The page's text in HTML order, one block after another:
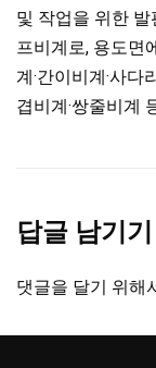
및 작업을 위한 발
프비계로, 용도면
계·간이비계·사
겹비계·쌍줄비계
답글 남기기
댓글을 달기 위해